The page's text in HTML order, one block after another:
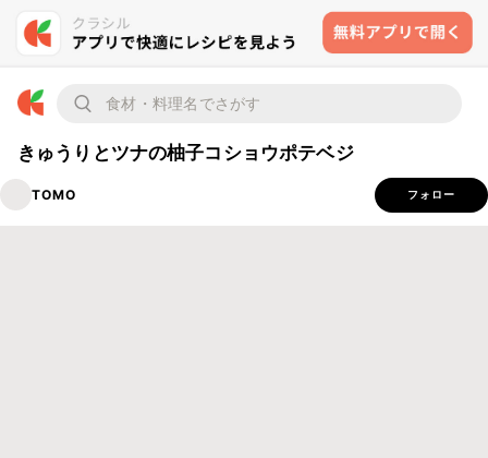
きゅうりとツナの柚子コショウポテベジ
TOMO フォロー